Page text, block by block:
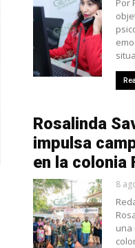
Por
Rosalinda
impulsa
en la colonia
8
una